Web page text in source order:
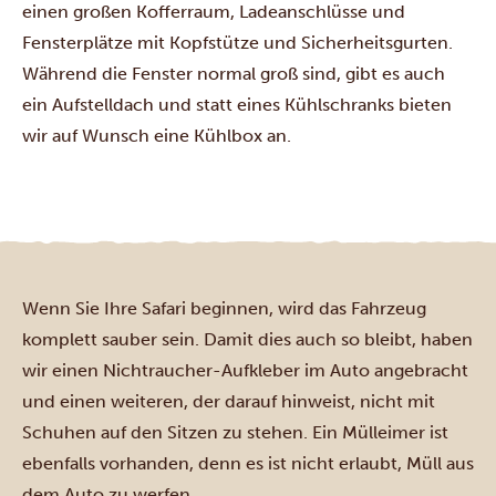
einen großen Kofferraum, Ladeanschlüsse und
Fensterplätze mit Kopfstütze und Sicherheitsgurten.
Während die Fenster normal groß sind, gibt es auch
ein Aufstelldach und statt eines Kühlschranks bieten
wir auf Wunsch eine Kühlbox an.
Wenn Sie Ihre Safari beginnen, wird das Fahrzeug
komplett sauber sein. Damit dies auch so bleibt, haben
wir einen Nichtraucher-Aufkleber im Auto angebracht
und einen weiteren, der darauf hinweist, nicht mit
Schuhen auf den Sitzen zu stehen. Ein Mülleimer ist
ebenfalls vorhanden, denn es ist nicht erlaubt, Müll aus